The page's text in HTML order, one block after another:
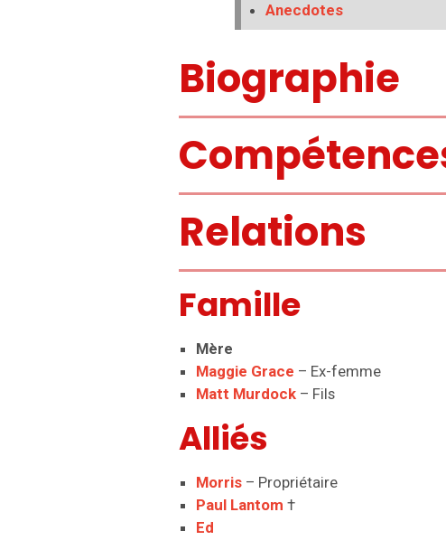
Anecdotes
Biographie
Relations
Famille
Mère
Maggie Grace – Ex-femme
Matt Murdock – Fils
Alliés
Morris – Propriétaire
Paul Lantom †
Ed